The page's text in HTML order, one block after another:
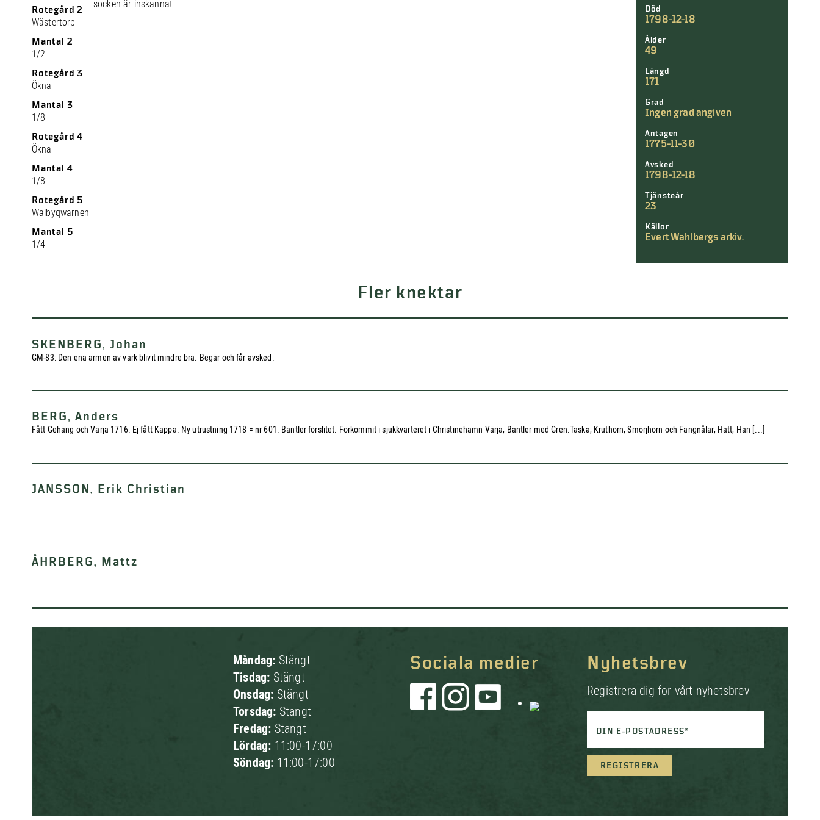
Rotegård 2
Wästertorp
Mantal 2
1/2
Rotegård 3
Ökna
Mantal 3
1/8
Rotegård 4
Ökna
Mantal 4
1/8
Rotegård 5
Walbyqwarnen
Mantal 5
1/4
socken är inskannat Död
1798-12-18
Ålder
49
Längd
171
Grad
Ingen grad angiven
Antagen
1775-11-30
Avsked
1798-12-18
Tjänsteår
23
Källor
Evert Wahlbergs arkiv.
Fler knektar
SKENBERG, Johan
GM-83: Den ena armen av värk blivit mindre bra. Begär och får avsked.
BERG, Anders
Fått Gehäng och Värja 1716. Ej fått Kappa. Ny utrustning 1718 = nr 601. Bantler förslitet. Förkommit i sjukkvarteret i Christinehamn Värja, Bantler med Gren.Taska, Kruthorn, Smörjhorn och Fängnålar, Hatt, Han [...]
JANSSON, Erik Christian
ÅHRBERG, Mattz
Måndag: Stängt
Tisdag: Stängt
Onsdag: Stängt
Torsdag: Stängt
Fredag: Stängt
Lördag: 11:00-17:00
Söndag: 11:00-17:00
Sociala medier Nyhetsbrev
Registrera dig för vårt nyhetsbrev
DIN E-POSTADRESS*
REGISTRERA